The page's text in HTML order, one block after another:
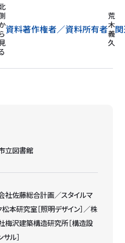
見
資料著作権者／資料所有者
荒
木
義
久
立図書館
社佐藤総合計画／スタイルマ
松本研究室［照明デザイン］／株
梅沢建築構造研究所［構造設
ル］